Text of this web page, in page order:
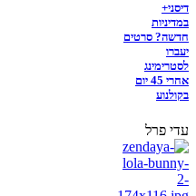
דיסני+
במדיניות
חדשה? סרטים
יעברו
לסטרימינג
אחרי 45 יום
בקולנוע
עדי פרל